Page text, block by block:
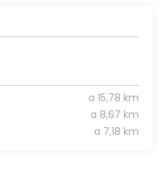
a 15,78 km
a 8,67 km
a 7,18 km